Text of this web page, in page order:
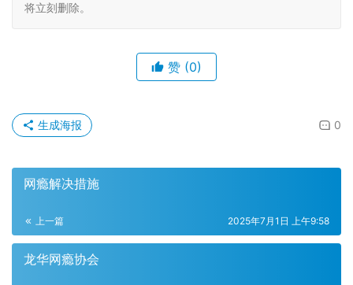
将立刻删除。
赞 (0)
0
生成海报
网瘾解决措施
上一篇 2025年7月1日 上午9:58
龙华网瘾协会